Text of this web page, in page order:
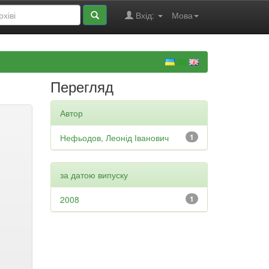
Мова
Вхід:
Перегляд
Автор
1
Нефьодов, Леонід Іванович
за датою випуску
1
2008